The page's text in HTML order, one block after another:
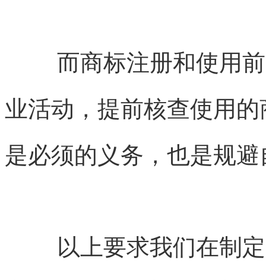
而商标注册和使用
业活动，提前核查使用
是必须的义务，也是规
以上要求我们在制